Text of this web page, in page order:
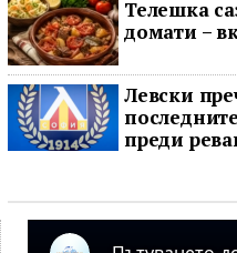
Телешка
домати –
Левски
преди